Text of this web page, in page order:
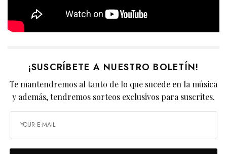
¡SUSCRÍBETE A NUESTRO BOLETÍN!
Te mantendremos al tanto de lo que sucede en la música
y además, tendremos sorteos exclusivos para suscrites.